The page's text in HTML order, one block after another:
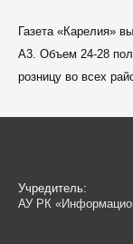
Газета «Карелия»
A3. Объем 24-28
розницу во всех
Учредитель:
АУ РК